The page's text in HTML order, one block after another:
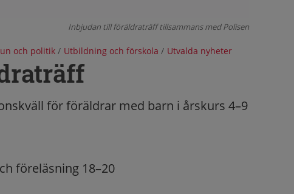
Inbjudan till föräldraträff tillsammans med Polisen
och politik / Utbildning och förskola / Utvalda nyheter
för föräldrar med barn i årskurs 4–9
föreläsning 18–20